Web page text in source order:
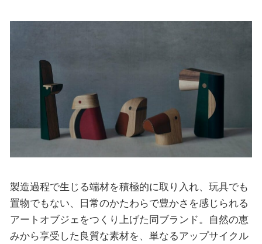
製造過程で生じる端材を積極的に取り入れ、玩具でも
置物でもない、日常のかたわらで豊かさを感じられる
アートオブジェをつくり上げた同ブランド。自然の恵
みから享受した良質な素材を、単なるアップサイクル